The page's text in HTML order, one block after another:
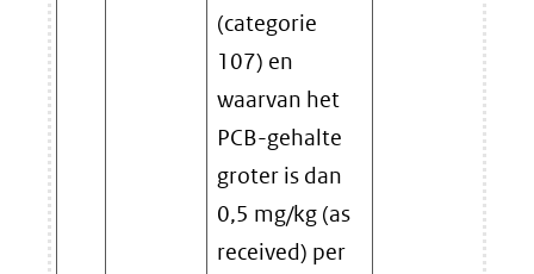
(categorie
107) en
waarvan het
PCB-gehalte
groter is dan
0,5 mg/kg (as
received) per